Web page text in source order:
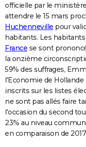
officielle par le
attendre le 15 mars
Huchenneville pour
habitants. Les
France se sont
la onzième
59% des suffrages,
l'Economie de Hollande
inscrits sur les listes
ne sont pas allés faire
l'occasion du second
23% au niveau
en comparaison de 2017.